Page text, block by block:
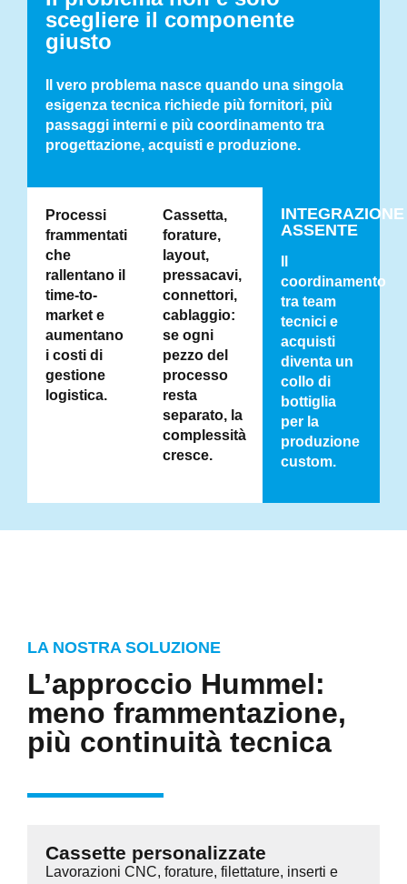
scegliere il componente
giusto
Il vero problema nasce quando una singola
esigenza tecnica richiede più fornitori, più
passaggi interni e più coordinamento tra
progettazione, acquisti e produzione.
Processi
frammentati
che
rallentano il
time-to-
market e
aumentano
i costi di
gestione
logistica.
Cassetta,
forature,
layout,
pressacavi,
connettori,
cablaggio:
se ogni
pezzo del
processo
resta
separato, la
complessità
cresce.
INTEGRAZIONE
ASSENTE
coordinamento
tra team
tecnici e
acquisti
diventa un
collo di
bottiglia
per la
produzione
custom.
LA NOSTRA SOLUZIONE
L’approccio Hummel:
meno frammentazione,
più continuità tecnica
Cassette personalizzate
Lavorazioni CNC, forature, filettature, inserti e